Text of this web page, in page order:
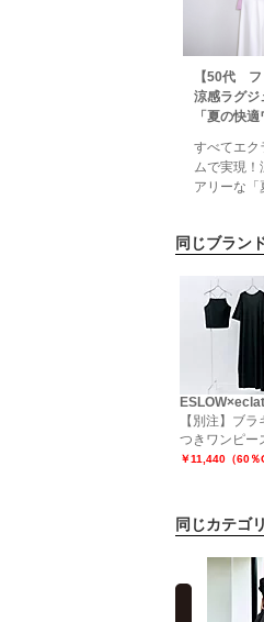
【50代 フ
涼感ラグジ
「夏の快
合併号特集
すべてエク
ムで実現！
アリーな「
華やかさを
代の思いに
理想のワー
すべてエク
ムで実現。
つけるだけ
アリーな涼
に！特集ペー
同じブラン
ESLOW×eclat
【別注】ブラ
つきワンピー
￥11,440（60％
同じカテゴ